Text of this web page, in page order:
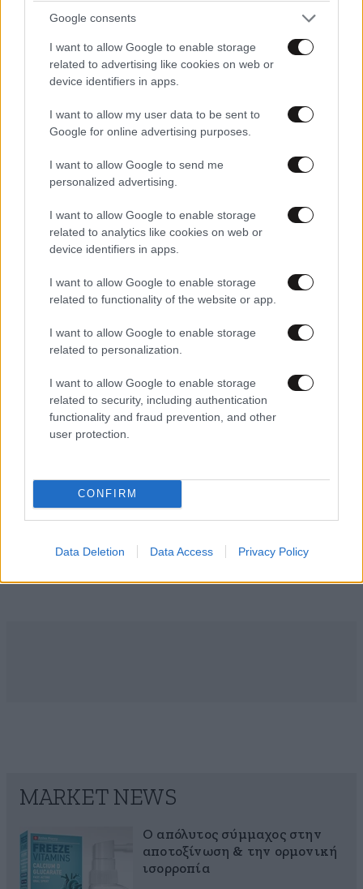
Google consents
I want to allow Google to enable storage
related to advertising like cookies on web or
device identifiers in apps.
I want to allow my user data to be sent to
Google for online advertising purposes.
I want to allow Google to send me
personalized advertising.
I want to allow Google to enable storage
related to analytics like cookies on web or
device identifiers in apps.
I want to allow Google to enable storage
related to functionality of the website or app.
I want to allow Google to enable storage
related to personalization.
I want to allow Google to enable storage
related to security, including authentication
functionality and fraud prevention, and other
user protection.
CONFIRM
Data Deletion Data Access Privacy Policy
16 λ. πριν
Ρίτσαρντ Γκιρ: Σάλος για τη διαφορά 48 ετών
με τη συμπρωταγωνίστριά του – «Θα μπορούσε
Ενώπιον της Δικαιοσύνης σήμερα η 46χρονη
κατηγορούμενη για τη φονική επίθεση στη
οι ρόλοι
MARKET NEWS
Ο απόλυτος σύμμαχος στην
αποτοξίνωση & την ορμονική
ισορροπία